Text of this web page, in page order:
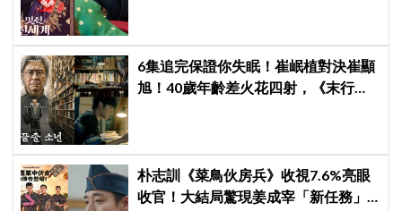
6集追完保證你失眠！崔岷植對決崔顯
旭！40歲年齡差火花四射，《末行手
朴志訓《菜鳥伙房兵》收視7.6%亮眼
收官！大結局驚現姜成宰「新任務」